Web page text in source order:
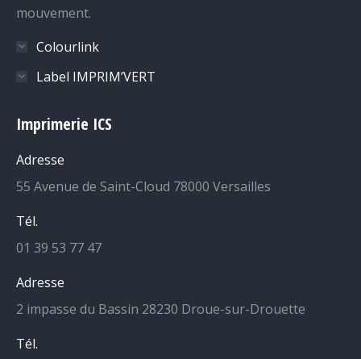
mouvement.
Colourlink
Label IMPRIM’VERT
Imprimerie ICS
Adresse
55 Avenue de Saint-Cloud 78000 Versailles
Tél.
01 39 53 77 47
Adresse
2 impasse du Bassin 28230 Droue-sur-Drouette
Tél.